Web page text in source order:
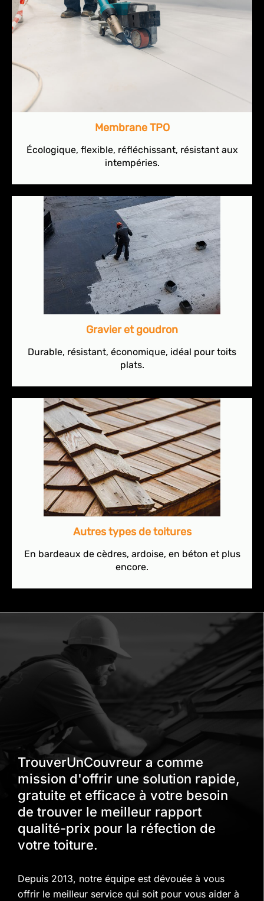
Membrane TPO
Écologique, flexible, réfléchissant, résistant aux
intempéries.
Gravier et goudron
Durable, résistant, économique, idéal pour toits
plats.
Autres types de toitures
En bardeaux de cèdres, ardoise, en béton et plus
encore.
TrouverUnCouvreur a comme
mission d'offrir une solution rapide,
gratuite et efficace à votre besoin
de trouver le meilleur rapport
qualité-prix pour la réfection de
votre toiture.
Depuis 2013, notre équipe est dévouée à vous
offrir le meilleur service qui soit pour vous aider à